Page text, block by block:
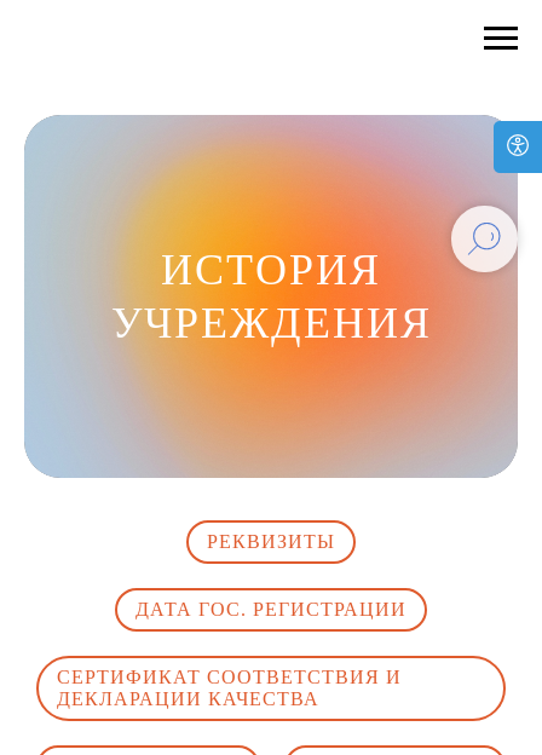
ИСТОРИЯ
УЧРЕЖДЕНИЯ
РЕКВИЗИТЫ
ДАТА ГОС. РЕГИСТРАЦИИ
СЕРТИФИКАТ СООТВЕТСТВИЯ И
ДЕКЛАРАЦИИ КАЧЕСТВА